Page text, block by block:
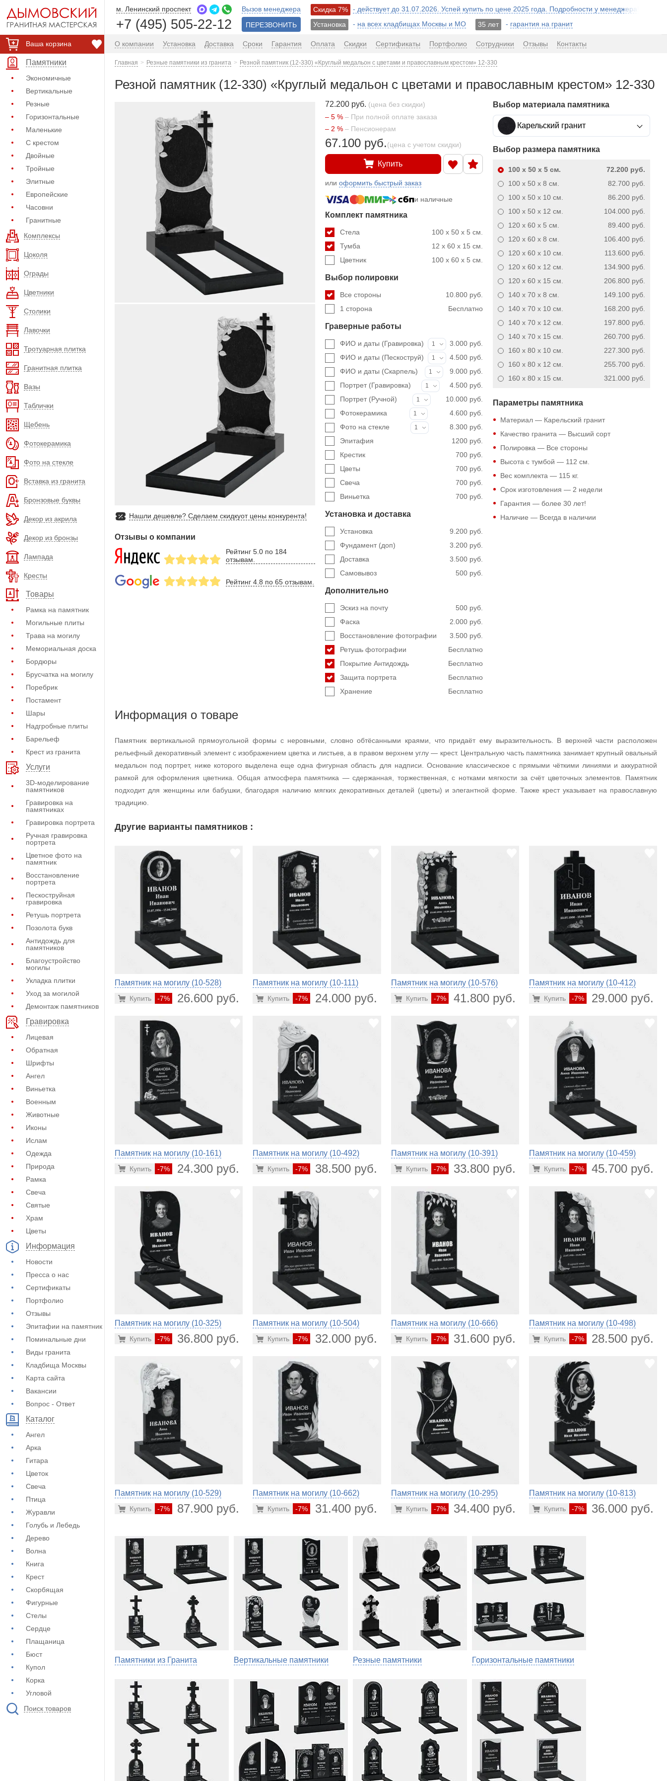
Ваша корзина
Памятники
Экономичные
Вертикальные
Резные
Горизонтальные
Маленькие
С крестом
Двойные
Тройные
Элитные
Европейские
Часовни
Гранитные
Комплексы
Цоколя
Ограды
Цветники
Столики
Лавочки
Тротуарная плитка
Гранитная плитка
Вазы
Таблички
Щебень
Фотокерамика
Фото на стекле
Вставка из гранита
Бронзовые буквы
Декор из акрила
Декор из бронзы
Лампада
Кресты
Товары
Рамка на памятник
Могильные плиты
Трава на могилу
Мемориальная доска
Бордюры
Брусчатка на могилу
Поребрик
Постамент
Шары
Надгробные плиты
Барельеф
Крест из гранита
Услуги
3D-моделирование
памятников
Гравировка на
памятниках
Гравировка портрета
Ручная гравировка
портрета
Цветное фото на
памятник
Восстановление
портрета
Пескоструйная
гравировка
Ретушь портрета
Позолота букв
Антидождь для
памятников
Благоустройство
могилы
Укладка плитки
Уход за могилой
Демонтаж памятников
Гравировка
Лицевая
Обратная
Шрифты
Ангел
Виньетка
Военным
Животные
Иконы
Ислам
Одежда
Природа
Рамка
Свеча
Святые
Храм
Цветы
Информация
Новости
Пресса о нас
Сертификаты
Портфолио
Отзывы
Эпитафии на памятник
Поминальные дни
Виды гранита
Кладбища Москвы
Карта сайта
Вакансии
Вопрос - Ответ
Каталог
Ангел
Арка
Гитара
Цветок
Свеча
Птица
Журавли
Голубь и Лебедь
Дерево
Волна
Книга
Крест
Скорбящая
Фигурные
Стелы
Сердце
Плащаница
Бюст
Купол
Корка
Угловой
Поиск товаров
м. Ленинский проспект
+7 (495) 505-22-12
Вызов менеджера
ПЕРЕЗВОНИТЬ
Скидка 7%
- действует до 31.07.2026. Успей купить по цене 2025 года. Подробности у менеджера!
Установка
- на всех кладбищах Москвы и МО 35 лет - гарантия на гранит
О компании Установка Доставка Сроки Гарантия Оплата Скидки Сертификаты Портфолио Сотрудники Отзывы Контакты
Главная Резные памятники из гранита Резной памятник (12-330) «Круглый медальон с цветами и православным крестом» 12-330
Резной памятник (12-330) «Круглый медальон с цветами и православным крестом» 12-330
Нашли дешевле? Сделаем скидкуот цены конкурента!
Отзывы о компании
Рейтинг 5.0 по 184
отзывам.
Рейтинг 4.8 по 65 отзывам.
72.200 руб. (цена без скидки)
– 5 % – При полной оплате заказа
– 2 % – Пенсионерам
67.100 руб.(цена с учетом скидки)
Купить
илиоформить быстрый заказ
и наличные
Комплект памятника
100 x 50 x 5 см.
Стела
12 x 60 x 15 см.
Тумба
100 x 60 x 5 см.
Цветник
Выбор полировки
10.800 руб.
Все стороны
Бесплатно
1 сторона
Граверные работы
ФИО и даты (Гравировка) 1
3.000 руб.
ФИО и даты (Пескоструй)
1
4.500 руб.
ФИО и даты (Скарпель)
1
9.000 руб.
Портрет (Гравировка)
1
4.500 руб.
Портрет (Ручной)
1
10.000 руб.
Фотокерамика
1
4.600 руб.
Фото на стекле
1
8.300 руб.
1200 руб.
Эпитафия
700 руб.
Крестик
700 руб.
Цветы
700 руб.
Свеча
700 руб.
Виньетка
Установка и доставка
9.200 руб.
Установка
3.200 руб.
Фундамент (доп)
3.500 руб.
Доставка
500 руб.
Самовывоз
Дополнительно
500 руб.
Эскиз на почту
2.000 руб.
Фаска
3.500 руб.
Восстановление фотографии
Бесплатно
Ретушь фотографии
Бесплатно
Покрытие Антидождь
Бесплатно
Защита портрета
Бесплатно
Хранение
Выбор материала памятника
Карельский гранит
Выбор размера памятника
72.200 руб.
100 x 50 x 5см.
82.700 руб.
100 x 50 x 8 см.
86.200 руб.
100 x 50 x 10см.
104.000 руб.
100 x 50 x 12 см.
89.400 руб.
120 x 60 x 5 см.
106.400 руб.
120 x 60 x 8 см.
113.600 руб.
120 x 60 x 10см.
134.900 руб.
120 x 60 x 12 см.
206.800 руб.
120 x 60 x 15 см.
149.100 руб.
140 x 70 x 8 см.
168.200 руб.
140 x 70 x 10см.
197.800 руб.
140 x 70 x 12 см.
260.700 руб.
140 x 70 x 15 см.
227.300 руб.
160 x 80 x 10см.
255.700 руб.
160 x 80 x 12 см.
321.000 руб.
160 x 80 x 15 см.
Параметры памятника
Материал — Карельский гранит
Качество гранита — Высший сорт
Полировка — Все стороны
Высота с тумбой — 112 см.
Вес комплекта — 115 кг.
Срок изготовления — 2 недели
Гарантия — более 30 лет!
Наличие — Всегда в наличии
Информация о товаре
Памятник вертикальной прямоугольной формы с неровными, словно обтёсанными краями, что придаёт ему выразительность. В верхней части расположен
рельефный декоративный элемент с изображением цветка и листьев, а в правом верхнем углу — крест. Центральную часть памятника занимает крупный овальный
медальон под портрет, ниже которого выделена еще одна фигурная область для надписи. Основание классическое с прямыми чёткими линиями и аккуратной
рамкой для оформления цветника. Общая атмосфера памятника — сдержанная, торжественная, с нотками мягкости за счёт цветочных элементов. Памятник
подходит для женщины или бабушки, благодаря наличию мягких декоративных деталей (цветы) и элегантной форме. Также крест указывает на православную
традицию.
Другие варианты памятников :
Памятник на могилу (10-528)
-7% 26.600 руб.
Купить
Памятник на могилу (10-111)
-7% 24.000 руб.
Купить
Памятник на могилу (10-576)
-7% 41.800 руб.
Купить
Памятник на могилу (10-412)
-7% 29.000 руб.
Купить
Памятник на могилу (10-161)
-7% 24.300 руб.
Купить
Памятник на могилу (10-492)
-7% 38.500 руб.
Купить
Памятник на могилу (10-391)
-7% 33.800 руб.
Купить
Памятник на могилу (10-459)
-7% 45.700 руб.
Купить
Памятник на могилу (10-325)
-7% 36.800 руб.
Купить
Памятник на могилу (10-504)
-7% 32.000 руб.
Купить
Памятник на могилу (10-666)
-7% 31.600 руб.
Купить
Памятник на могилу (10-498)
-7% 28.500 руб.
Купить
Памятник на могилу (10-529)
-7% 87.900 руб.
Купить
Памятник на могилу (10-662)
-7% 31.400 руб.
Купить
Памятник на могилу (10-295)
-7% 34.400 руб.
Купить
Памятник на могилу (10-813)
-7% 36.000 руб.
Купить
Памятники из Гранита Вертикальные памятники Резные памятники Горизонтальные памятники